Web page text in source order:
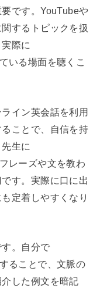
です。YouTubeや
するトピックを扱
際に
いる場面を聴くこ
イン英会話を利用
ことで、自信を持
生に
レーズや文を教わ
す。実際に口に出
定着しやすくなり
。自分で
ることで、文脈の
した例文を暗記